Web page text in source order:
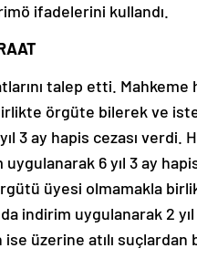
ifadelerini kullandı.
talep etti. Mahkeme
örgüte bilerek ve
3 ay hapis cezası verdi.
6 yıl 3 ay
örgütü üyesi olmamakla
indirim uygulanarak 2
ise üzerine atılı